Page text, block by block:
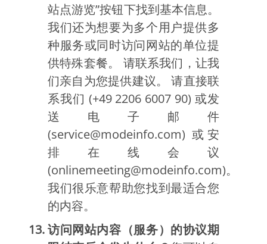
站点游览”按钮下找到基本信息。
我们还为想要为多个用户提供多
种服务或同时访问网站的单位提
供特殊套餐。 请联系我们，让我
们亲自为您提供建议。 请直接联
系我们 (+49 2206 6007 90) 或发
送电子邮件
(service@modeinfo.com) 或安
排在线会议
(onlinemeeting@modeinfo.com)。
我们很乐意帮助您找到最适合您
的内容。
访问网站内容（服务）的协议期